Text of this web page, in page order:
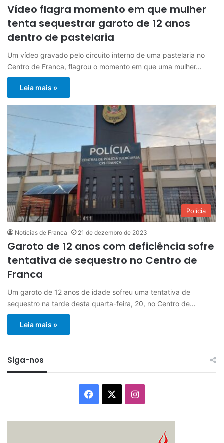
Vídeo flagra momento em que mulher
tenta sequestrar garoto de 12 anos
dentro de pastelaria
Um vídeo gravado pelo circuito interno de uma pastelaria no
Centro de Franca, flagrou o momento em que uma mulher…
Leia mais »
Polícia
Notícias de Franca 21 de dezembro de 2023
Garoto de 12 anos com deficiência sofre
tentativa de sequestro no Centro de
Franca
Um garoto de 12 anos de idade sofreu uma tentativa de
sequestro na tarde desta quarta-feira, 20, no Centro de…
Leia mais »
Siga-nos
Facebook Instagram